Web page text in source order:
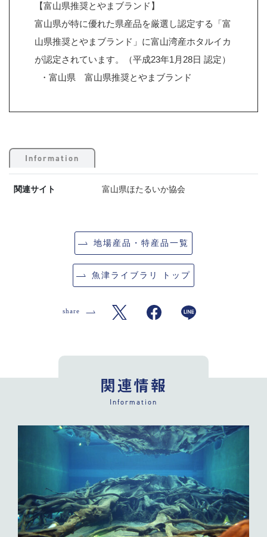
【富山県推奨とやまブランド】
富山県が特に優れた県産品を厳選し認定する「富
山県推奨とやまブランド」に富山湾産ホタルイカ
が認定されています。（平成23年1月28日 認定）
・富山県 富山県推奨とやまブランド
Information
関連サイト 富山県ほたるいか協会
地場産品・特産品一覧
魚津ライブラリ トップ
関連情報
Information